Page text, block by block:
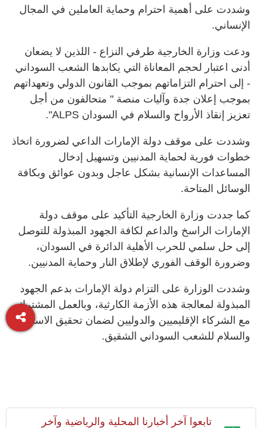
وشددت على أهمية احترام وحماية العاملين في المجال
الإنساني.
ودعت وزارة الخارجية طرفي النزاع - اللذين لا يضعان
أدنى اعتبار لحجم المعاناة التي يكابدها الشعب السوداني
- إلى احترام التزاماتهم بموجب القانون الدولي وتعهداتهم
بموجب إعلان جدة وآليات منصة " متحالفون من أجل
تعزيز إنقاذ الأرواح والسلام في السودان ALPS".
وشددت على موقف دولة الإمارات الداعي لضرورة اتخاذ
خطوات فورية لحماية المدنيين وتسهيل إدخال
المساعدات الإنسانية بشكل عاجل وبدون عوائق وبكافة
الوسائل المتاحة.
كما جددت وزارة الخارجية التأكيد على موقف دولة
الإمارات الراسخ والداعم لكافة الجهود المبذولة للتوصل
إلى حل سلمي للحرب الأهلية الدائرة في السودان،
وضرورة الوقف الفوري لإطلاق النار وحماية المدنيين.
وشددت الوزارة على التزام دولة الإمارات بدعم الجهود
المبذولة لمعالجة هذه الأزمة الكارثية، وبالعمل المشترك
مع الشركاء الإقليميين والدوليين لضمان تحقيق الاستقرار
والسلام للشعب السوداني الشقيق.
تابعوا آخر أخبارنا المحلية والرياضية وآخر